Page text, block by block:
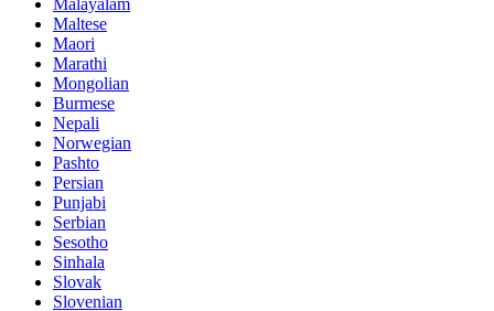
Maltese
Maori
Marathi
Mongolian
Burmese
Nepali
Norwegian
Pashto
Persian
Punjabi
Serbian
Sesotho
Sinhala
Slovak
Slovenian